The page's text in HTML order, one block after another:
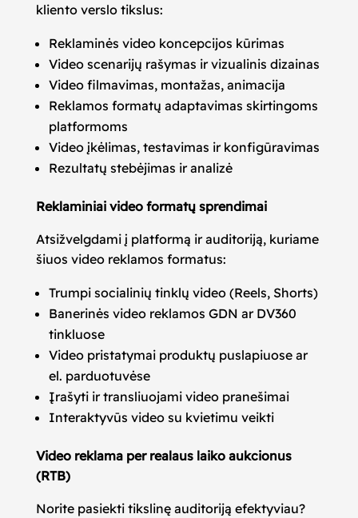
kliento verslo tikslus:
Reklaminės video koncepcijos kūrimas
Video scenarijų rašymas ir vizualinis dizainas
Video filmavimas, montažas, animacija
Reklamos formatų adaptavimas skirtingoms
platformoms
Video įkėlimas, testavimas ir konfigūravimas
Rezultatų stebėjimas ir analizė
Reklaminiai video formatų sprendimai
Atsižvelgdami į platformą ir auditoriją, kuriame
šiuos video reklamos formatus:
Trumpi socialinių tinklų video (Reels, Shorts)
Banerinės video reklamos GDN ar DV360
tinkluose
Video pristatymai produktų puslapiuose ar
el. parduotuvėse
Įrašyti ir transliuojami video pranešimai
Interaktyvūs video su kvietimu veikti
Video reklama per realaus laiko aukcionus
(RTB)
Norite pasiekti tikslinę auditoriją efektyviau?